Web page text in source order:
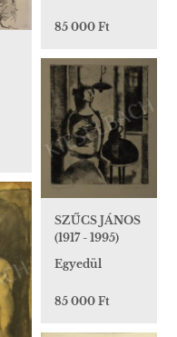
85 000 Ft
SZŰCS JÁNOS
(1917 - 1995)
Egyedül
85 000 Ft